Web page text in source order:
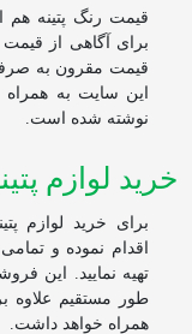
قیمت رنگ پتینه هم
برای آگاهی از
قیمت مقرون به صرفه
این سایت به
نوشته شده است.
خرید لوازم
برای خرید لوازم
اقدام نموده و
تهیه نمایید. این
طور مستقیم علاوه
همراه خواهد داشت.